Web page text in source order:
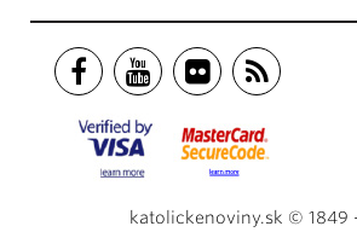
katolickenoviny.sk © 1849